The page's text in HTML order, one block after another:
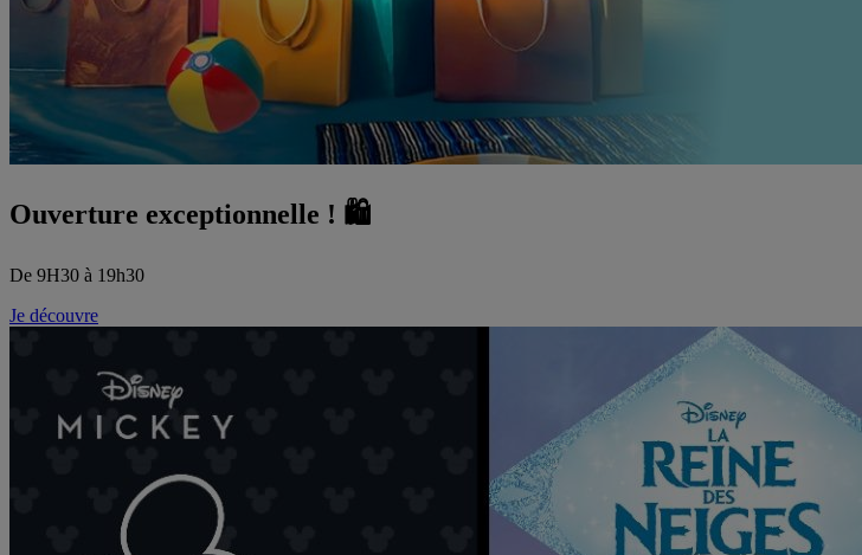
Ouverture exceptionnelle ! 🛍️
De 9H30 à 19h30
Je découvre